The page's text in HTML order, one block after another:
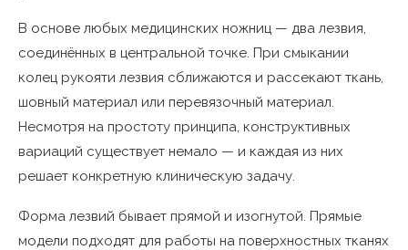
В основе любых медицинских ножниц — два лезвия,
соединённых в центральной точке. При смыкании
колец рукояти лезвия сближаются и рассекают ткань,
шовный материал или перевязочный материал.
Несмотря на простоту принципа, конструктивных
вариаций существует немало — и каждая из них
решает конкретную клиническую задачу.
Форма лезвий бывает прямой и изогнутой. Прямые
модели подходят для работы на поверхностных тканях